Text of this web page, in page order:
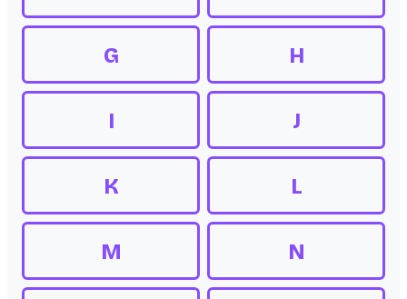
G H
I J
K L
M N